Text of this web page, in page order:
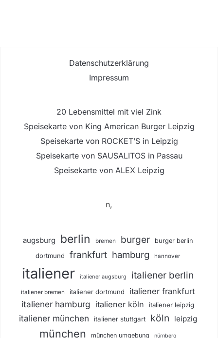
Datenschutzerklärung
Impressum
20 Lebensmittel mit viel Zink
Speisekarte von King American Burger Leipzig
Speisekarte von ROCKET’S in Leipzig
Speisekarte von SAUSALITOS in Passau
Speisekarte von ALEX Leipzig
n,
augsburg berlin bremen burger burger berlin
dortmund frankfurt hamburg hannover
italiener italiener augsburg italiener berlin
italiener bremen italiener dortmund italiener frankfurt
italiener hamburg italiener köln italiener leipzig
italiener münchen italiener stuttgart köln leipzig
münchen münchen umgebung nürnberg